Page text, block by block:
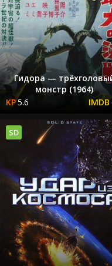
Гидора —
монстр (1964)
5.6
SD